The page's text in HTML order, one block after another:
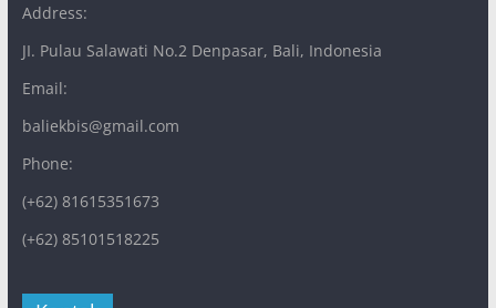
Address:
JI. Pulau Salawati No.2 Denpasar, Bali, Indonesia
Email:
baliekbis@gmail.com
Phone:
(+62) 81615351673
(+62) 85101518225